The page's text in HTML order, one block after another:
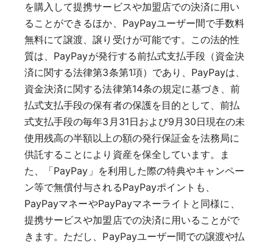
を購入して提携サービスや加盟店での決済に用い
ることができるほか、PayPayユーザー間で手数料
無料にて譲渡、譲り受けが可能です。この法的性
質は、PayPayが発行する前払式支払手段（資金決
済に関する法律第3条第1項）であり、PayPayは、
資金決済に関する法律第14条の規定に基づき、前
払式支払手段の保有者の保護を目的として、前払
式支払手段の毎年3月31日および9月30日現在の未
使用残高の半額以上の額の発行保証金を法務局に
供託することにより資産を保全しています。ま
た、「PayPay」を利用した際の特典やキャンペー
ン等で無償付与されるPayPayポイントも、
PayPayマネーやPayPayマネーライトと同様に、
提携サービスや加盟店での決済に用いることがで
きます。ただし、PayPayユーザー間での譲渡や払